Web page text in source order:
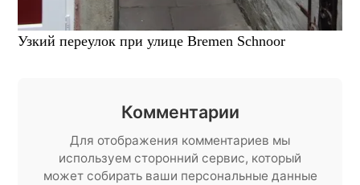
Узкий переулок при улице Bremen Schnoor
Комментарии
Для отображения комментариев мы
используем сторонний сервис, который
может собирать ваши персональные данные